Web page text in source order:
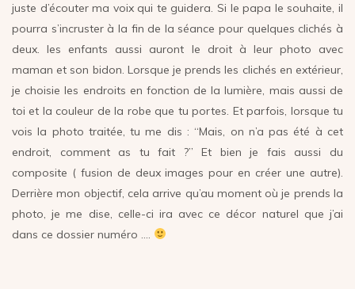
juste d’écouter ma voix qui te guidera. Si le papa le souhaite, il
pourra s’incruster à la fin de la séance pour quelques clichés à
deux. les enfants aussi auront le droit à leur photo avec
maman et son bidon. Lorsque je prends les clichés en extérieur,
je choisie les endroits en fonction de la lumière, mais aussi de
toi et la couleur de la robe que tu portes. Et parfois, lorsque tu
vois la photo traitée, tu me dis : “Mais, on n’a pas été à cet
endroit, comment as tu fait ?” Et bien je fais aussi du
composite ( fusion de deux images pour en créer une autre).
Derrière mon objectif, cela arrive qu’au moment où je prends la
photo, je me dise, celle-ci ira avec ce décor naturel que j’ai
dans ce dossier numéro ….